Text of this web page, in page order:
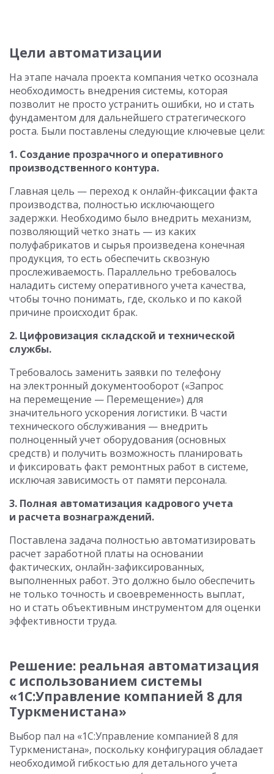
Цели автоматизации
На этапе начала проекта компания четко осознала
необходимость внедрения системы, которая
позволит не просто устранить ошибки, но и стать
фундаментом для дальнейшего стратегического
роста. Были поставлены следующие ключевые цели:
1. Создание прозрачного и оперативного
производственного контура.
Главная цель — переход к онлайн-фиксации факта
производства, полностью исключающего
задержки. Необходимо было внедрить механизм,
позволяющий четко знать — из каких
полуфабрикатов и сырья произведена конечная
продукция, то есть обеспечить сквозную
прослеживаемость. Параллельно требовалось
наладить систему оперативного учета качества,
чтобы точно понимать, где, сколько и по какой
причине происходит брак.
2. Цифровизация складской и технической
службы.
Требовалось заменить заявки по телефону
на электронный документооборот («Запрос
на перемещение — Перемещение») для
значительного ускорения логистики. В части
технического обслуживания — внедрить
полноценный учет оборудования (основных
средств) и получить возможность планировать
и фиксировать факт ремонтных работ в системе,
исключая зависимость от памяти персонала.
3. Полная автоматизация кадрового учета
и расчета вознаграждений.
Поставлена задача полностью автоматизировать
расчет заработной платы на основании
фактических, онлайн-зафиксированных,
выполненных работ. Это должно было обеспечить
не только точность и своевременность выплат,
но и стать объективным инструментом для оценки
эффективности труда.
Решение: реальная автоматизация
с использованием системы
«1С:Управление компанией 8 для
Туркменистана»
Выбор пал на «1С:Управление компанией 8 для
Туркменистана», поскольку конфигурация обладает
необходимой гибкостью для детального учета